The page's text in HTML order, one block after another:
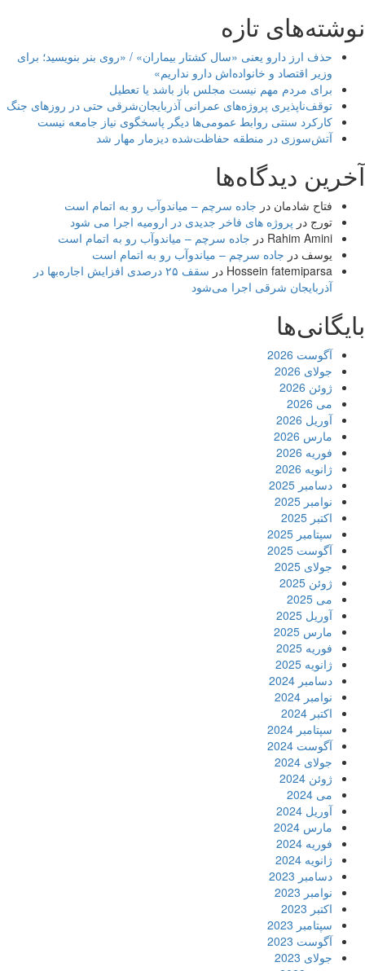
نوشته‌های تازه
حذف ارز دارو یعنی «سال کشتار بیماران» / «روی بنر بنویسید؛ برای
وزیر اقتصاد و خانواده‌اش دارو نداریم»
برای مردم مهم نیست مجلس باز باشد یا تعطیل
توقف‌ناپذیری پروژه‌های عمرانی آذربایجان‌شرقی حتی در روزهای جنگ
کارکرد سنتی روابط عمومی‌ها دیگر پاسخگوی نیاز جامعه نیست
آتش‌سوزی در منطقه حفاظت‌شده دیزمار مهار شد
آخرین دیدگاه‌ها
فتاح شادمان در جاده سرچم – میاندوآب رو به اتمام است
تورج در پروژه های فاخر جدیدی در ارومیه اجرا می شود
Rahim Amini در جاده سرچم – میاندوآب رو به اتمام است
یوسف در جاده سرچم – میاندوآب رو به اتمام است
Hossein fatemiparsa در
سقف ۲۵ درصدی افزایش اجاره‌بها در
آذربایجان شرقی اجرا می‌شود
بایگانی‌ها
آگوست 2026
جولای 2026
ژوئن 2026
می 2026
آوریل 2026
مارس 2026
فوریه 2026
ژانویه 2026
دسامبر 2025
نوامبر 2025
اکتبر 2025
سپتامبر 2025
آگوست 2025
جولای 2025
ژوئن 2025
می 2025
آوریل 2025
مارس 2025
فوریه 2025
ژانویه 2025
دسامبر 2024
نوامبر 2024
اکتبر 2024
سپتامبر 2024
آگوست 2024
جولای 2024
ژوئن 2024
می 2024
آوریل 2024
مارس 2024
فوریه 2024
ژانویه 2024
دسامبر 2023
نوامبر 2023
اکتبر 2023
سپتامبر 2023
آگوست 2023
جولای 2023